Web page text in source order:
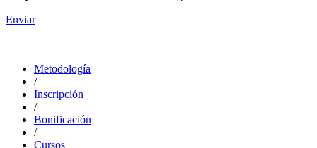
Enviar
Metodología
/
Inscripción
/
Bonificación
/
Cursos